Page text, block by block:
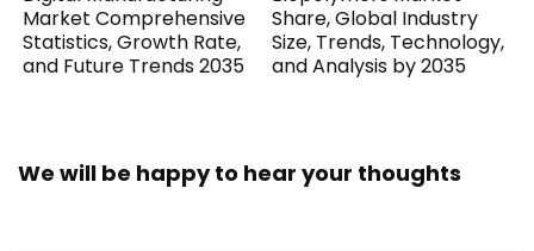
Market Comprehensive
Statistics, Growth Rate,
and Future Trends 2035
Share, Global Industry
Size, Trends, Technology,
and Analysis by 2035
We will be happy to hear your thoughts